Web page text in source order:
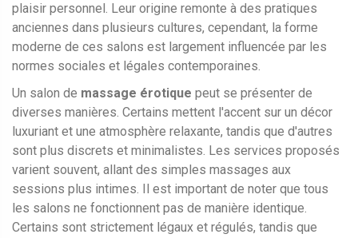
plaisir personnel. Leur origine remonte à des pratiques
anciennes dans plusieurs cultures, cependant, la forme
moderne de ces salons est largement influencée par les
normes sociales et légales contemporaines.
Un salon de massage érotique peut se présenter de
diverses manières. Certains mettent l'accent sur un décor
luxuriant et une atmosphère relaxante, tandis que d'autres
sont plus discrets et minimalistes. Les services proposés
varient souvent, allant des simples massages aux
sessions plus intimes. Il est important de noter que tous
les salons ne fonctionnent pas de manière identique.
Certains sont strictement légaux et régulés, tandis que